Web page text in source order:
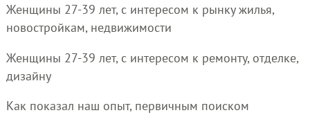
Женщины 27-39 лет, с интересом к рынку жилья,
новостройкам, недвижимости
Женщины 27-39 лет, с интересом к ремонту, отделке,
дизайну
Как показал наш опыт, первичным поиском